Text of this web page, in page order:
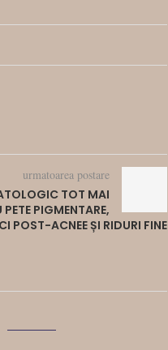
urmatoarea postare
TOT MAI
PIGMENTARE,
POST-ACNEE ȘI RIDURI FINE